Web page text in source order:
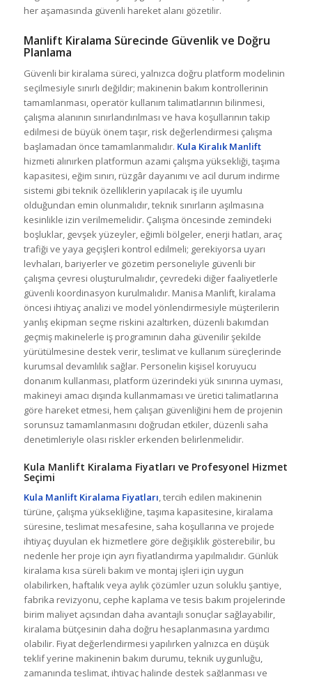
her aşamasında güvenli hareket alanı gözetilir.
Manlift Kiralama Sürecinde Güvenlik ve Doğru
Planlama
Güvenli bir kiralama süreci, yalnızca doğru platform modelinin
seçilmesiyle sınırlı değildir; makinenin bakım kontrollerinin
tamamlanması, operatör kullanım talimatlarının bilinmesi,
çalışma alanının sınırlandırılması ve hava koşullarının takip
edilmesi de büyük önem taşır, risk değerlendirmesi çalışma
başlamadan önce tamamlanmalıdır. Kula Kiralık Manlift
hizmeti alınırken platformun azami çalışma yüksekliği, taşıma
kapasitesi, eğim sınırı, rüzgâr dayanımı ve acil durum indirme
sistemi gibi teknik özelliklerin yapılacak iş ile uyumlu
olduğundan emin olunmalıdır, teknik sınırların aşılmasına
kesinlikle izin verilmemelidir. Çalışma öncesinde zemindeki
boşluklar, gevşek yüzeyler, eğimli bölgeler, enerji hatları, araç
trafiği ve yaya geçişleri kontrol edilmeli; gerekiyorsa uyarı
levhaları, bariyerler ve gözetim personeliyle güvenli bir
çalışma çevresi oluşturulmalıdır, çevredeki diğer faaliyetlerle
güvenli koordinasyon kurulmalıdır. Manisa Manlift, kiralama
öncesi ihtiyaç analizi ve model yönlendirmesiyle müşterilerin
yanlış ekipman seçme riskini azaltırken, düzenli bakımdan
geçmiş makinelerle iş programının daha güvenilir şekilde
yürütülmesine destek verir, teslimat ve kullanım süreçlerinde
kurumsal devamlılık sağlar. Personelin kişisel koruyucu
donanım kullanması, platform üzerindeki yük sınırına uyması,
makineyi amacı dışında kullanmaması ve üretici talimatlarına
göre hareket etmesi, hem çalışan güvenliğini hem de projenin
sorunsuz tamamlanmasını doğrudan etkiler, düzenli saha
denetimleriyle olası riskler erkenden belirlenmelidir.
Kula Manlift Kiralama Fiyatları ve Profesyonel Hizmet
Seçimi
Kula Manlift Kiralama Fiyatları, tercih edilen makinenin
türüne, çalışma yüksekliğine, taşıma kapasitesine, kiralama
süresine, teslimat mesafesine, saha koşullarına ve projede
ihtiyaç duyulan ek hizmetlere göre değişiklik gösterebilir, bu
nedenle her proje için ayrı fiyatlandırma yapılmalıdır. Günlük
kiralama kısa süreli bakım ve montaj işleri için uygun
olabilirken, haftalık veya aylık çözümler uzun soluklu şantiye,
fabrika revizyonu, cephe kaplama ve tesis bakım projelerinde
birim maliyet açısından daha avantajlı sonuçlar sağlayabilir,
kiralama bütçesinin daha doğru hesaplanmasına yardımcı
olabilir. Fiyat değerlendirmesi yapılırken yalnızca en düşük
teklif yerine makinenin bakım durumu, teknik uygunluğu,
zamanında teslimat, ihtiyaç halinde destek sağlanması ve